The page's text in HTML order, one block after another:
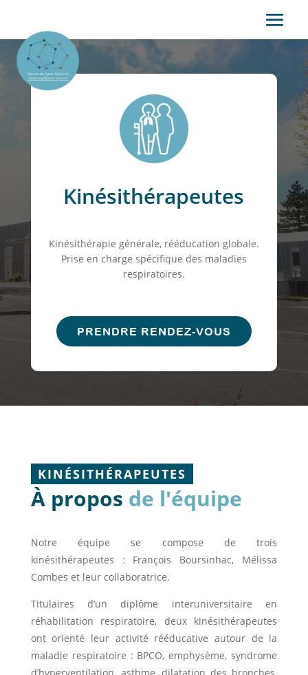
Kinésithérapeutes
Kinésithérapie générale, rééducation globale.
Prise en charge spécifique des maladies
respiratoires.
PRENDRE RENDEZ-VOUS
KINÉSITHÉRAPEUTES
À propos de l'équipe
Notre équipe se compose de trois
kinésithérapeutes : François Boursinhac, Mélissa
Combes et leur collaboratrice.
Titulaires d’un diplôme interuniversitaire en
réhabilitation respiratoire, deux kinésithérapeutes
ont orienté leur activité rééducative autour de la
maladie respiratoire : BPCO, emphysème, syndrome